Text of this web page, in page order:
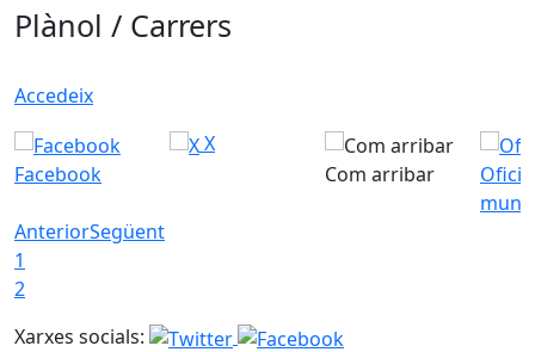
Plànol / Carrers
Accedeix
Facebook
X
Com arribar
AnteriorSegüent
1
2
Xarxes socials: